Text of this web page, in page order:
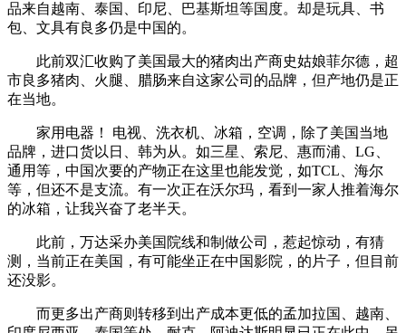
品来自越南、泰国、印尼、巴基斯坦等国度。却是玩具、书
包、文具有良多仍是中国的。
此前双汇收购了美国最大的猪肉出产商史姑娘菲尔德，超
市良多猪肉、火腿、腊肠来自这家公司的品牌，但产地仍是正
在当地。
家用电器！ 电视、洗衣机、冰箱，空调，除了美国当地
品牌，进口货以日、韩为从。如三星、索尼、惠而浦、LG、
通用等，中国次要的产物正在这里也能发觉，如TCL、海尔
等，但还不是支流。有一次正在沃尔玛，看到一家人推着海尔
的冰箱，让我兴奋了老半天。
此前，万达采办美国院线和制做公司，惹起惊动，有猜
测，当前正在美国，有可能坐正在中国影院，的片子，但目前
还没影。
而更多出产商则转移到出产成本更低的孟加拉国、越南、